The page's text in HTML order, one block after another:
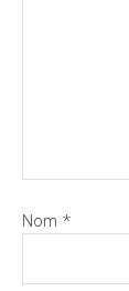
Nom *